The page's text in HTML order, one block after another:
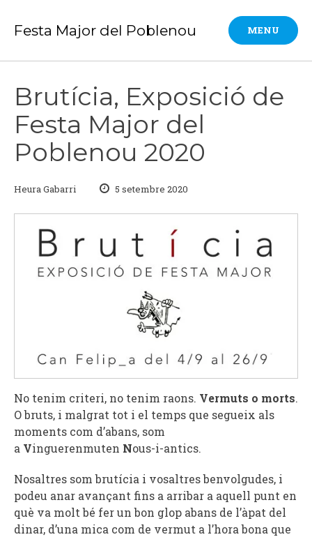
Festa Major del Poblenou MENU
Brutícia, Exposició de
Festa Major del
Poblenou 2020
Heura Gabarri 5 setembre 2020
No tenim criteri, no tenim raons. Vermuts o morts.
O bruts, i malgrat tot i el temps que segueix als
moments com d’abans, som
a Vinguerenmuten Nous-i-antics.
Nosaltres som brutícia i vosaltres benvolgudes, i
podeu anar avançant fins a arribar a aquell punt en
què va molt bé fer un bon glop abans de l’àpat del
dinar, d’una mica com de vermut a l’hora bona que